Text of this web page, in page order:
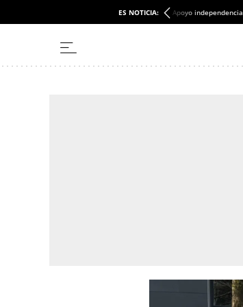
ES NOTICIA: Apoyo independencia